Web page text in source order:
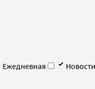
Ежедневная